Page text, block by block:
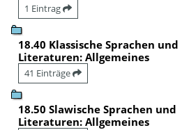
1 Eintrag
18.40 Klassische Sprachen und
Literaturen: Allgemeines
41 Einträge
18.50 Slawische Sprachen und
Literaturen: Allgemeines